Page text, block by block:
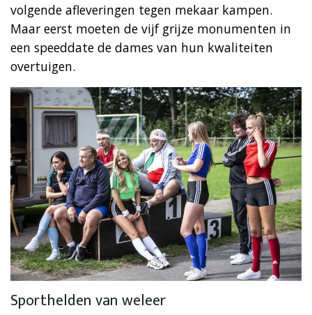
volgende afleveringen tegen mekaar kampen.
Maar eerst moeten de vijf grijze monumenten in
een speeddate de dames van hun kwaliteiten
overtuigen.
Sporthelden van weleer